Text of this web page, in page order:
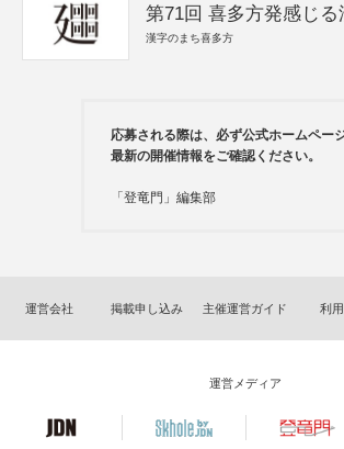
第71回 喜多方発感じ
漢字のまち喜多方
応募される際は、必ず公式ホームペー
最新の開催情報をご確認ください。
「登竜門」編集部
運営会社 掲載申し込み 主催運営ガイド 利
運営メディア